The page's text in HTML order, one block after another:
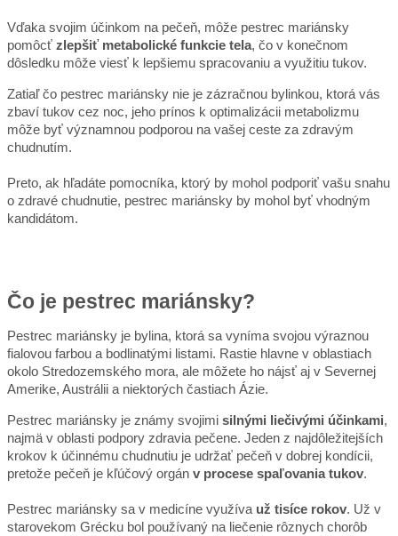
Vďaka svojim účinkom na pečeň, môže pestrec mariánsky
pomôcť zlepšiť metabolické funkcie tela, čo v konečnom
dôsledku môže viesť k lepšiemu spracovaniu a využitiu tukov.
Zatiaľ čo pestrec mariánsky nie je zázračnou bylinkou, ktorá vás
zbaví tukov cez noc, jeho prínos k optimalizácii metabolizmu
môže byť významnou podporou na vašej ceste za zdravým
chudnutím.
Preto, ak hľadáte pomocníka, ktorý by mohol podporiť vašu snahu
o zdravé chudnutie, pestrec mariánsky by mohol byť vhodným
kandidátom.
Čo je pestrec mariánsky?
Pestrec mariánsky je bylina, ktorá sa vyníma svojou výraznou
fialovou farbou a bodlinatými listami. Rastie hlavne v oblastiach
okolo Stredozemského mora, ale môžete ho nájsť aj v Severnej
Amerike, Austrálii a niektorých častiach Ázie.
Pestrec mariánsky je známy svojimi silnými liečivými účinkami,
najmä v oblasti podpory zdravia pečene. Jeden z najdôležitejších
krokov k účinnému chudnutiu je udržať pečeň v dobrej kondícii,
pretože pečeň je kľúčový orgán v procese spaľovania tukov.
Pestrec mariánsky sa v medicíne využíva už tisíce rokov. Už v
starovekom Grécku bol používaný na liečenie rôznych chorôb